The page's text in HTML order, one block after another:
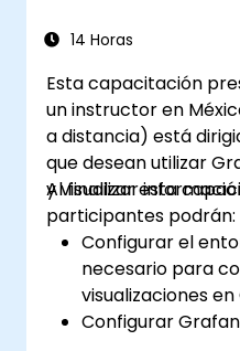
integrar el
14 Horas
Esta capacitación
un instructor en
a distancia) está
que desean utilizar
y visualizar
Al finalizar esta
participantes podrán:
Configurar el
necesario para
visualizaciones
Configurar